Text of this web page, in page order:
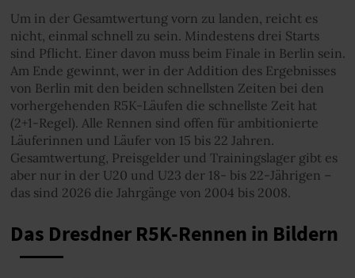
Um in der Gesamtwertung vorn zu landen, reicht es
nicht, einmal schnell zu sein. Mindestens drei Starts
sind Pflicht. Einer davon muss beim Finale in Berlin sein.
Am Ende gewinnt, wer in der Addition des Ergebnisses
von Berlin mit den beiden schnellsten Zeiten bei den
vorhergehenden R5K-Läufen die schnellste Zeit hat
(2+1-Regel). Alle Rennen sind offen für ambitionierte
Läuferinnen und Läufer von 15 bis 22 Jahren.
Gesamtwertung, Preisgelder und Trainingslager gibt es
aber nur in der U20 und U23 der 18- bis 22-Jährigen –
das sind 2026 die Jahrgänge von 2004 bis 2008.
Das Dresdner R5K-Rennen in Bildern